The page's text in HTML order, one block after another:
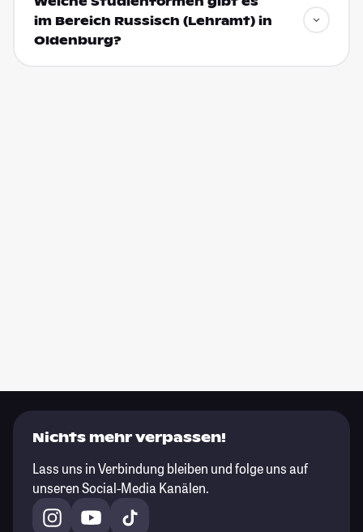
im Bereich Russisch (Lehramt) in
Oldenburg?
Nichts mehr verpassen!
Lass uns in Verbindung bleiben und folge uns auf
unseren Social-Media Kanälen.